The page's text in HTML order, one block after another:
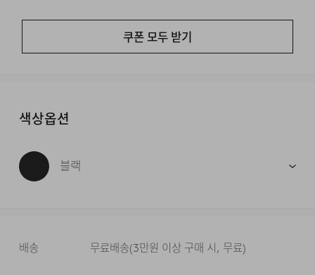
쿠폰 모두 받기
색상옵션
블랙
배송 무료배송(3만원 이상 구매 시, 무료)